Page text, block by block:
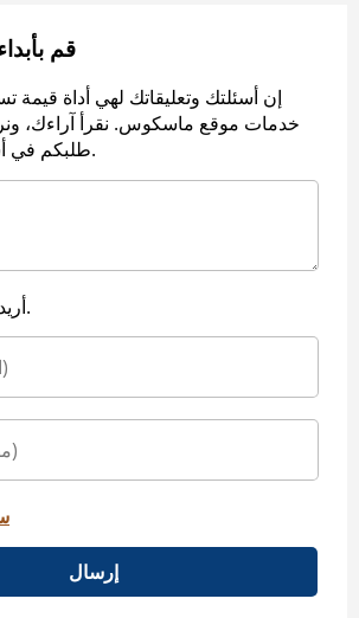
قم
إن أسئلتك وتعليقاتك لهي أداة قيمة
خدمات موقع ماسكوس. نقرأ آراءك،
طلبكم في أسرع وقت ممكن.
أريد ردًا على رأيي.
إرسال